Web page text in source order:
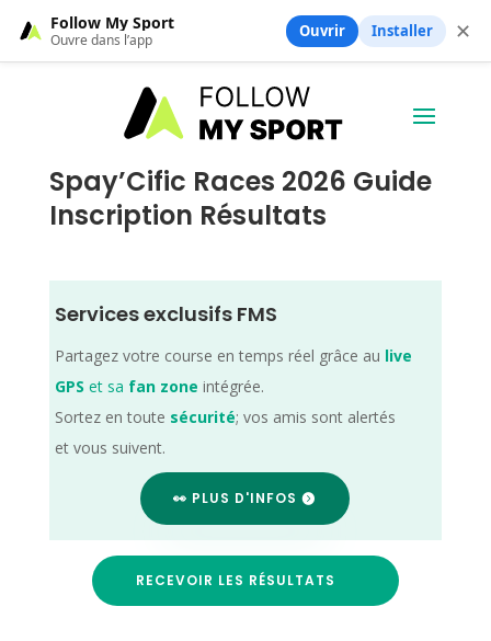
Spay’Cific Races 2026 Guide
Inscription Résultats
Services exclusifs FMS
Partagez votre course en temps réel grâce au live
GPS et sa fan zone intégrée.
Sortez en toute sécurité; vos amis sont alertés
et vous suivent.
👀 PLUS D'INFOS
RECEVOIR LES RÉSULTATS
Follow My Sport
Ouvre dans l’app Ouvrir Installer ✕